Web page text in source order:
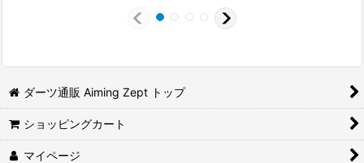
ダーツ通販 Aiming Zept トップ
ショッピングカート
マイページ